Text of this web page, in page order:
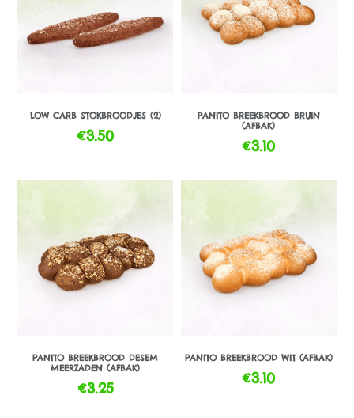
LOW CARB STOKBROODJES (2)
€3.50
PANITO BREEKBROOD BRUIN
(AFBAK)
€3.10
PANITO BREEKBROOD DESEM
MEERZADEN (AFBAK)
€3.25
PANITO BREEKBROOD WIT (AFBAK)
€3.10